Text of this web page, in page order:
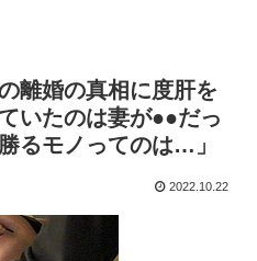
離婚の真相に度肝を
いたのは妻が●●だっ
るモノってのは…」
2022.10.22